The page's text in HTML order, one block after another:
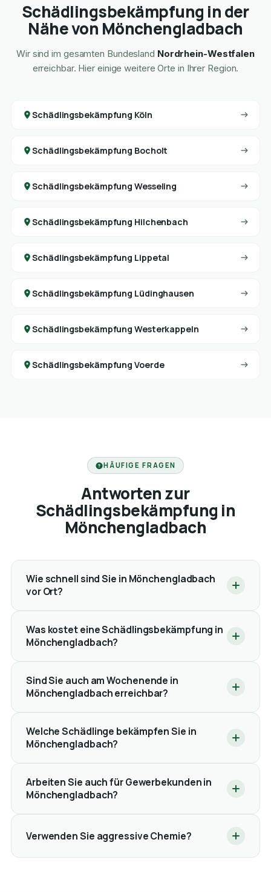
Schädlingsbekämpfung in der
Nähe von Mönchengladbach
Wir sind im gesamten Bundesland Nordrhein-Westfalen
erreichbar. Hier einige weitere Orte in Ihrer Region.
Schädlingsbekämpfung Köln
Schädlingsbekämpfung Bocholt
Schädlingsbekämpfung Wesseling
Schädlingsbekämpfung Hilchenbach
Schädlingsbekämpfung Lippetal
Schädlingsbekämpfung Lüdinghausen
Schädlingsbekämpfung Westerkappeln
Schädlingsbekämpfung Voerde
HÄUFIGE FRAGEN
Antworten zur
Schädlingsbekämpfung in
Mönchengladbach
Wie schnell sind Sie in Mönchengladbach
vor Ort?
Was kostet eine Schädlingsbekämpfung in
Mönchengladbach?
Sind Sie auch am Wochenende in
Mönchengladbach erreichbar?
Welche Schädlinge bekämpfen Sie in
Mönchengladbach?
Arbeiten Sie auch für Gewerbekunden in
Mönchengladbach?
Verwenden Sie aggressive Chemie?